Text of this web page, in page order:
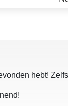
hebt!